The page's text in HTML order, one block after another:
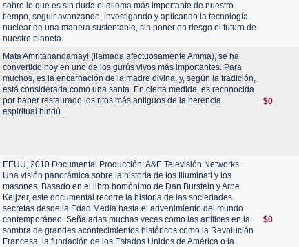
sobre lo que es sin duda el dilema más importante de nuestro
tiempo, seguir avanzando, investigando y aplicando la tecnología
nuclear de una manera sustentable, sin poner en riesgo el futuro de
nuestro planeta.
Mata Amritanandamayi (llamada afectuosamente Amma), se ha
convertido hoy en uno de los gurús vivos más importantes. Para
muchos, es la encarnación de la madre divina, y, según la tradición,
está considerada como una santa. En cierta medida, es reconocida
por haber restaurado los ritos más antiguos de la herencia
espiritual hindú.
$0
EEUU, 2010 Documental Producción: A&E Televisión Networks.
Una visión panorámica sobre la historia de los Illuminati y los
masones. Basado en el libro homónimo de Dan Burstein y Arne
Keijzer, este documental recorre la historia de las sociedades
secretas desde la Edad Media hasta el advenimiento del mundo
contemporáneo. Señaladas muchas veces como las artífices en la
sombra de grandes acontecimientos históricos como la Revolución
Francesa, la fundación de los Estados Unidos de América o la
$0